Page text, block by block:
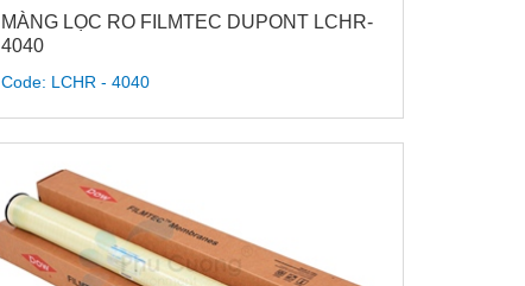
MÀNG LỌC RO FILMTEC DUPONT LCHR-
4040
Code: LCHR - 4040